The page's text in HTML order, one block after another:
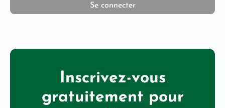
Inscrivez-vous
gratuitement pour